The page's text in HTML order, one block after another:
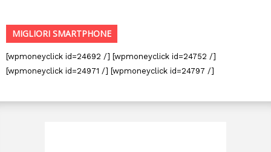
MIGLIORI SMARTPHONE
[wpmoneyclick id=24692 /] [wpmoneyclick id=24752 /]
[wpmoneyclick id=24971 /] [wpmoneyclick id=24797 /]